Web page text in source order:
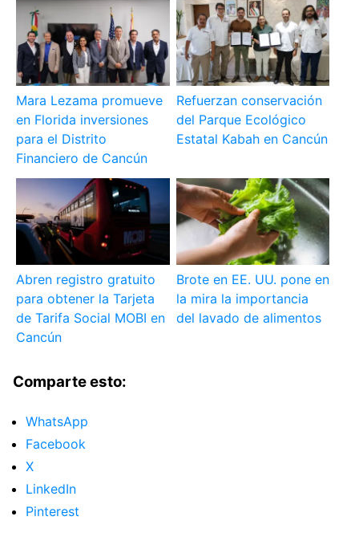
Mara Lezama promueve
en Florida inversiones
para el Distrito
Financiero de Cancún
Refuerzan conservación
del Parque Ecológico
Estatal Kabah en Cancún
Abren registro gratuito
para obtener la Tarjeta
de Tarifa Social MOBI en
Cancún
Brote en EE. UU. pone en
la mira la importancia
del lavado de alimentos
Comparte esto:
WhatsApp
Facebook
X
LinkedIn
Pinterest